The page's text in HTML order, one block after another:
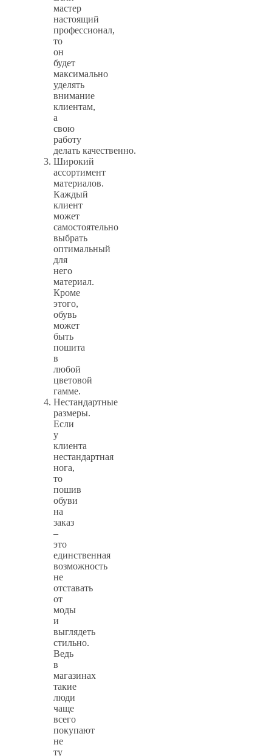
мастер
настоящий
профессионал,
то
он
будет
максимально
уделять
внимание
клиентам,
а
свою
работу
делать качественно.
Широкий
ассортимент
материалов.
Каждый
клиент
может
самостоятельно
выбрать
оптимальный
для
него
материал.
Кроме
этого,
обувь
может
быть
пошита
в
любой
цветовой
гамме.
Нестандартные
размеры.
Если
у
клиента
нестандартная
нога,
то
пошив
обуви
на
заказ
–
это
единственная
возможность
не
отставать
от
моды
и
выглядеть
стильно.
Ведь
в
магазинах
такие
люди
чаще
всего
покупают
не
ту